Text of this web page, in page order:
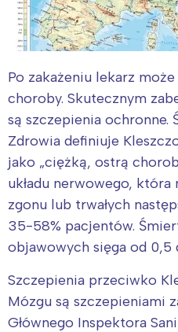
Po zakażeniu lekarz
choroby. Skutecznym
są szczepienia ochronne.
Zdrowia definiuje
jako „ciężką, ostrą
układu nerwowego,
zgonu lub trwałych
35-58% pacjentów.
objawowych sięga od 0,5
Szczepienia przeciwko
Mózgu są szczepieniami
Głównego Inspektora